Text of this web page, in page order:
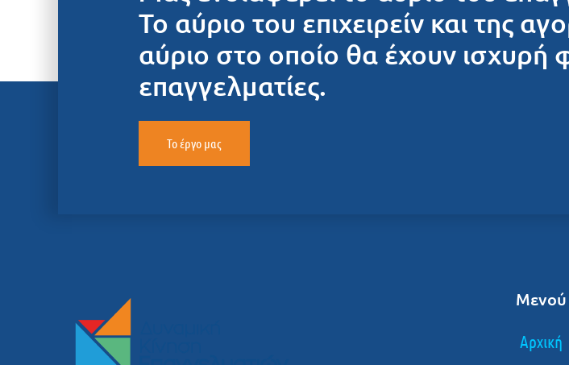
Το αύριο του επιχειρείν και της
αύριο στο οποίο θα έχουν ισχυρή
επαγγελματίες.
Το έργο μας
Μενού
Αρχική